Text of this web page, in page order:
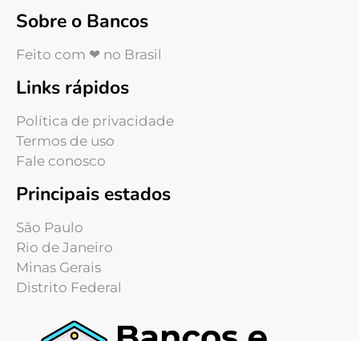
Sobre o Bancos
Feito com ❤ no Brasil
Links rápidos
Política de privacidade
Termos de uso
Fale conosco
Principais estados
São Paulo
Rio de Janeiro
Minas Gerais
Distrito Federal